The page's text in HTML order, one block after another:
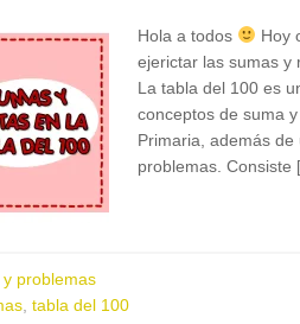
Hola a todos
Hoy
ejerictar las sumas y
La tabla del 100 es
conceptos de suma
Primaria, además
problemas.
problemas
tabla del 100